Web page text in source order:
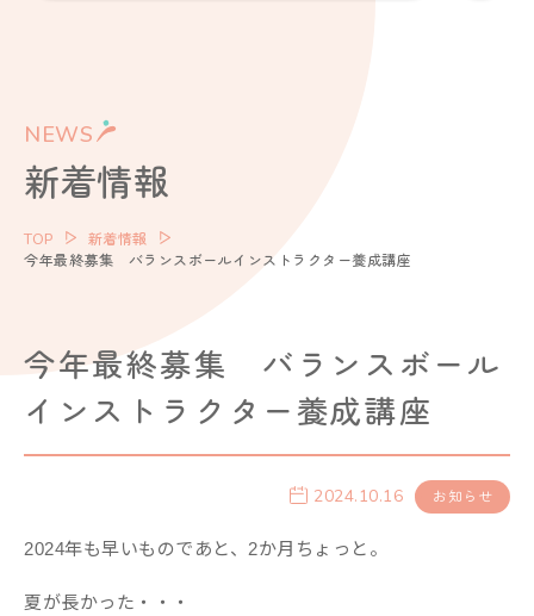
NEWS
新着情報
TOP
新着情報
今年最終募集 バランスボールインストラクター養成講座
今年最終募集 バランスボール
インストラクター養成講座
2024.10.16 お知らせ
2024年も早いものであと、2か月ちょっと。
夏が長かった・・・